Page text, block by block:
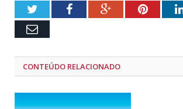
TwitterFacebookGoogle+
Email
CONTEÚDO RELACIONADO